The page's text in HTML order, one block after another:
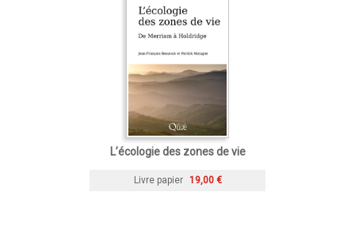
L’écologie des zones de vie
Livre papier 19,00 €